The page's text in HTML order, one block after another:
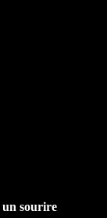
un sourire